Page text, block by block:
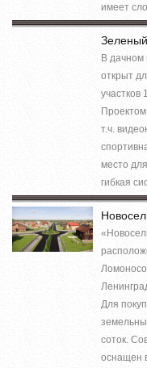
имеет
В дачном
открыт
участков
т.ч.
место
гибкая
Для
соток.
оснащен